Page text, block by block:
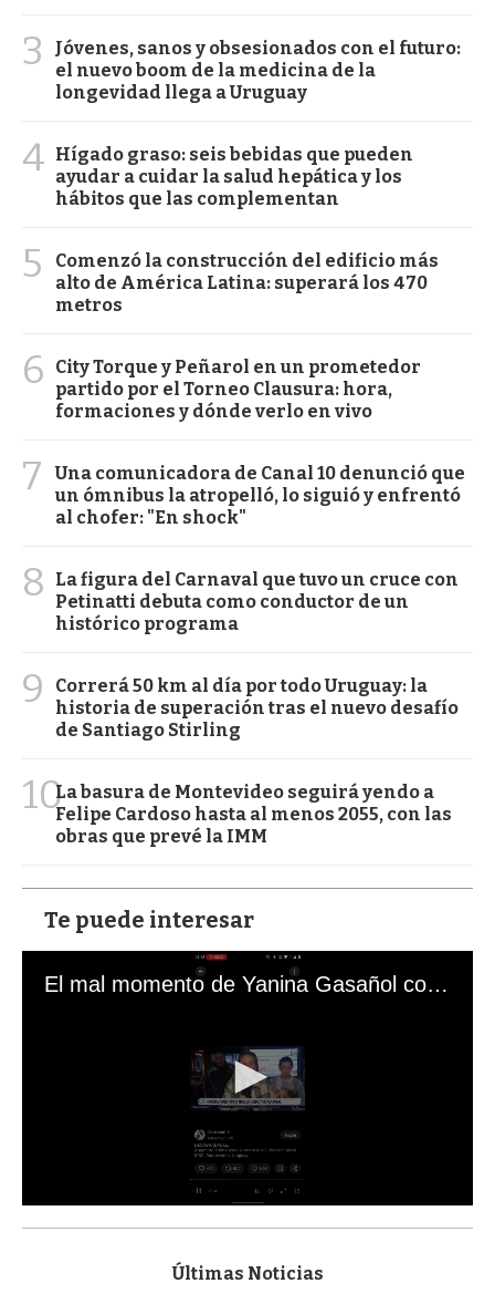
3
Jóvenes, sanos y obsesionados con el futuro:
el nuevo boom de la medicina de la
longevidad llega a Uruguay
4 Hígado graso: seis bebidas que pueden
ayudar a cuidar la salud hepática y los
hábitos que las complementan
5
Comenzó la construcción del edificio más
alto de América Latina: superará los 470
metros
6
City Torque y Peñarol en un prometedor
partido por el Torneo Clausura: hora,
formaciones y dónde verlo en vivo
7
Una comunicadora de Canal 10 denunció que
un ómnibus la atropelló, lo siguió y enfrentó
al chofer: "En shock"
8
La figura del Carnaval que tuvo un cruce con
Petinatti debuta como conductor de un
histórico programa
9
Correrá 50 km al día por todo Uruguay: la
historia de superación tras el nuevo desafío
de Santiago Stirling
10La basura de Montevideo seguirá yendo a
Felipe Cardoso hasta al menos 2055, con las
obras que prevé la IMM
Te puede interesar
El mal momento de Yanina Gasañol con un hincha argentino en "Subrayado"
s
Últimas Noticias